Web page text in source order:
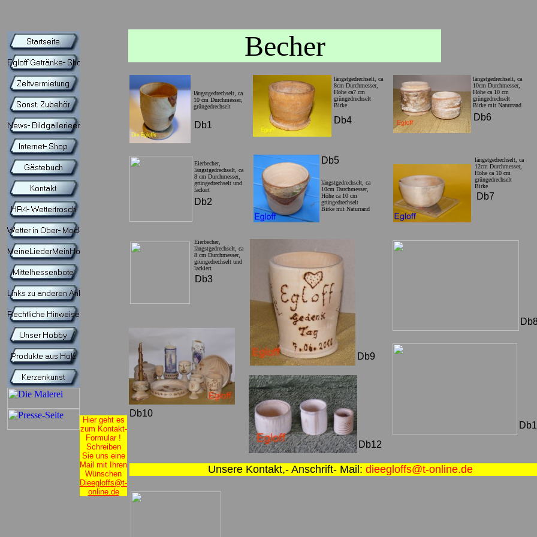
Hier geht es
zum Kontakt-
Formular !
Schreiben
Sie uns eine
Mail mit Ihren
Wünschen
Dieegloffs@t-
online.de
Becher
längstgedrechselt, ca
10 cm Durchmesser,
grüngedrechselt
Db1
Eierbecher,
längstgedrechselt, ca
8 cm Durchmesser,
grüngedrechselt und
lackert
Db2
Eierbecher,
längstgedrechselt, ca
8 cm Durchmesser,
grüngedrechselt und
lackiert
Db3
Db10
längstgedrechselt, ca
8cm Durchmesser,
Höhe ca7 cm
grüngedrechselt
Birke
Db4
Db5
längstgedrechselt, ca
10cm Durchmesser,
Höhe ca 10 cm
grüngedrechselt
Birke mit Naturrand
Db9
Db12
längstgedrechselt, ca
10cm Durchmesser,
Höhe ca 10 cm
grüngedrechselt
Birke mit Naturrand
Db6
längstgedrechselt, ca
12cm Durchmesser,
Höhe ca 10 cm
grüngedrechselt
Birke
Db7
Unsere Kontakt,- Anschrift- Mail: dieegloffs@t-online.de